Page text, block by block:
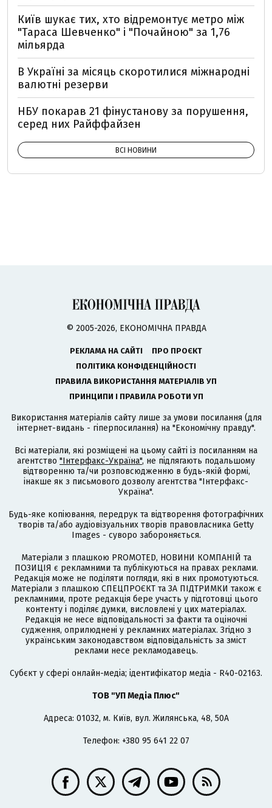
Київ шукає тих, хто відремонтує метро між
"Тараса Шевченко" і "Почайною" за 1,76
мільярда
В Україні за місяць скоротилися міжнародні
валютні резерви
НБУ покарав 21 фінустанову за порушення,
серед них Райффайзен
ВСІ НОВИНИ
© 2005-2026, ЕКОНОМІЧНА ПРАВДА
РЕКЛАМА НА САЙТІ
ПРО ПРОЄКТ
ПОЛІТИКА КОНФІДЕНЦІЙНОСТІ
ПРАВИЛА ВИКОРИСТАННЯ МАТЕРІАЛІВ УП
ПРИНЦИПИ І ПРАВИЛА РОБОТИ УП
Використання матеріалів сайту лише за умови посилання (для
інтернет-видань - гіперпосилання) на "Економічну правду".
Всі матеріали, які розміщені на цьому сайті із посиланням на
агентство "Інтерфакс-Україна", не підлягають подальшому
відтворенню та/чи розповсюдженню в будь-якій формі,
інакше як з письмового дозволу агентства "Інтерфакс-
Україна".
Будь-яке копіювання, передрук та відтворення фотографічних
творів та/або аудіовізуальних творів правовласника Getty
Images - суворо забороняється.
Матеріали з плашкою PROMOTED, НОВИНИ КОМПАНІЙ та
ПОЗИЦІЯ є рекламними та публікуються на правах реклами.
Редакція може не поділяти погляди, які в них промотуються.
Матеріали з плашкою СПЕЦПРОЄКТ та ЗА ПІДТРИМКИ також є
рекламними, проте редакція бере участь у підготовці цього
контенту і поділяє думки, висловлені у цих матеріалах.
Редакція не несе відповідальності за факти та оціночні
судження, оприлюднені у рекламних матеріалах. Згідно з
українським законодавством відповідальність за зміст
реклами несе рекламодавець.
Cубєкт у сфері онлайн-медіа; ідентифікатор медіа - R40-02163.
ТОВ "УП Медіа Плюс"
Адреса: 01032, м. Київ, вул. Жилянська, 48, 50А
Телефон: +380 95 641 22 07